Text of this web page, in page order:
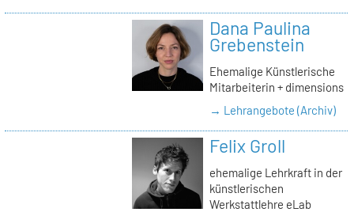
Dana Paulina
Grebenstein
Ehemalige Künstlerische
Mitarbeiterin + dimensions
→ Lehrangebote (Archiv)
Felix Groll
ehemalige Lehrkraft in der
künstlerischen
Werkstattlehre eLab